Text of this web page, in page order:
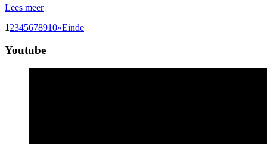
Lees meer
12345678910»Einde
Youtube